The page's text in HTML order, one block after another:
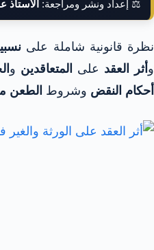
⚖️ إعداد ونشر ومراجعة: الأستاذ
نظرة قانونية شاملة على
و أثر العقد على المتعاقدين و
أحكام النقض وشروط الطعن